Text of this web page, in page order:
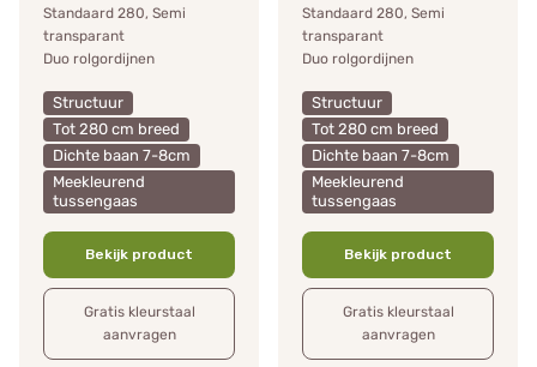
Standaard 280, Semi
transparant
Duo rolgordijnen
Structuur
Tot 280 cm breed
Dichte baan 7-8cm
Meekleurend
tussengaas
Bekijk product
Gratis kleurstaal
aanvragen
Standaard 280, Semi
transparant
Duo rolgordijnen
Structuur
Tot 280 cm breed
Dichte baan 7-8cm
Meekleurend
tussengaas
Bekijk product
Gratis kleurstaal
aanvragen